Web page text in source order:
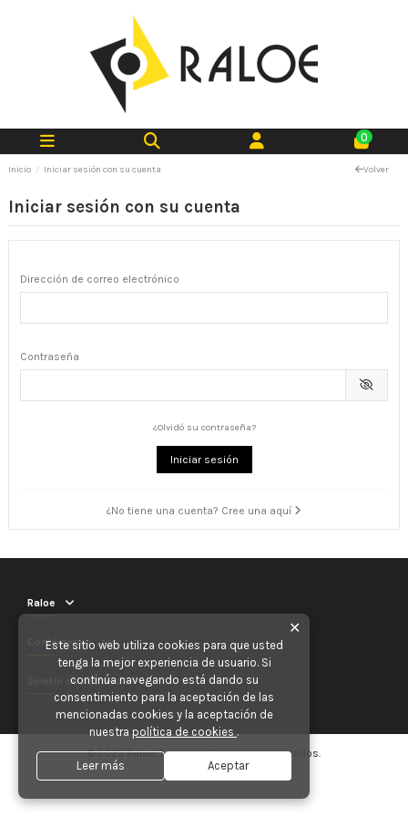
0
Inicio Iniciar sesión con su cuenta Volver
Iniciar sesión con su cuenta
Dirección de correo electrónico
Contraseña
¿Olvidó su contraseña?
Iniciar sesión
¿No tiene una cuenta? Cree una aquí
Raloe
Contáctenos
Boletín de noticias
© 2025 Raloe. Todos los derechos reservados.
✕
Este sitio web utiliza cookies para que usted
tenga la mejor experiencia de usuario. Si
continúa navegando está dando su
consentimiento para la aceptación de las
mencionadas cookies y la aceptación de
nuestra política de cookies .
Leer más Aceptar